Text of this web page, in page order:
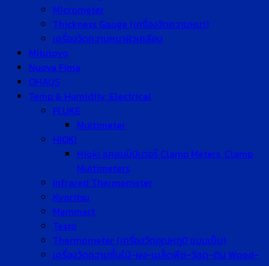
Micrometer
Thickness Gauge (เครื่องวัดความหนา)
เครื่องวัดความหนาผิวเคลือบ
Mitutoyo
Nuova Fima
OHAUS
Temp & Humidity, Electrical
FLUKE
Multimeter
HIOKI
Hioki แคลมป์มิเตอร์ Clamp Meters, Clamp
Multimeters
Infrared Thermometer
Kyoritsu
Memmert
Testo
Thermometer (เครื่องวัดอุณหภูมิ แบบเข็ม)
เครื่องวัดความชื้นไม้-ผง-เมล็ดพืช-วัสดุ-ดิน Wood-